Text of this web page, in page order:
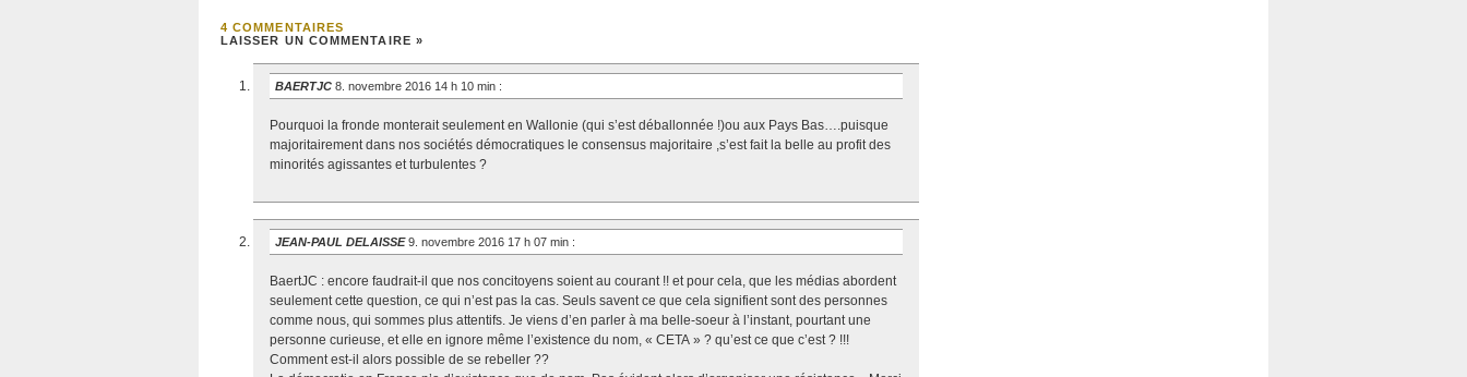
4 COMMENTAIRES
LAISSER UN COMMENTAIRE »
BAERTJC 8. novembre 2016 14 h 10 min :
Pourquoi la fronde monterait seulement en Wallonie (qui s’est déballonnée !)ou aux Pays Bas….puisque
majoritairement dans nos sociétés démocratiques le consensus majoritaire ,s’est fait la belle au profit des
minorités agissantes et turbulentes ?
JEAN-PAUL DELAISSE9. novembre 2016 17 h 07 min :
BaertJC : encore faudrait-il que nos concitoyens soient au courant !! et pour cela, que les médias abordent
seulement cette question, ce qui n’est pas la cas. Seuls savent ce que cela signifient sont des personnes
comme nous, qui sommes plus attentifs. Je viens d’en parler à ma belle-soeur à l’instant, pourtant une
personne curieuse, et elle en ignore même l’existence du nom, « CETA » ? qu’est ce que c’est ? !!!
Comment est-il alors possible de se rebeller ??